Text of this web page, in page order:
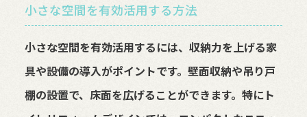
小さな空間を有効活用する方法
小さな空間を有効活用するには、収納力を上げる家
具や設備の導入がポイントです。壁面収納や吊り戸
棚の設置で、床面を広げることができます。特にト